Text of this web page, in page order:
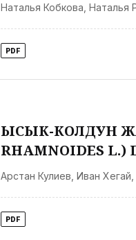
Наталья Кобкова Наталья
PDF
ЫСЫК-КОЛДУН
RHAMNOIDES
Арстан Кулиев Иван Хегай
PDF